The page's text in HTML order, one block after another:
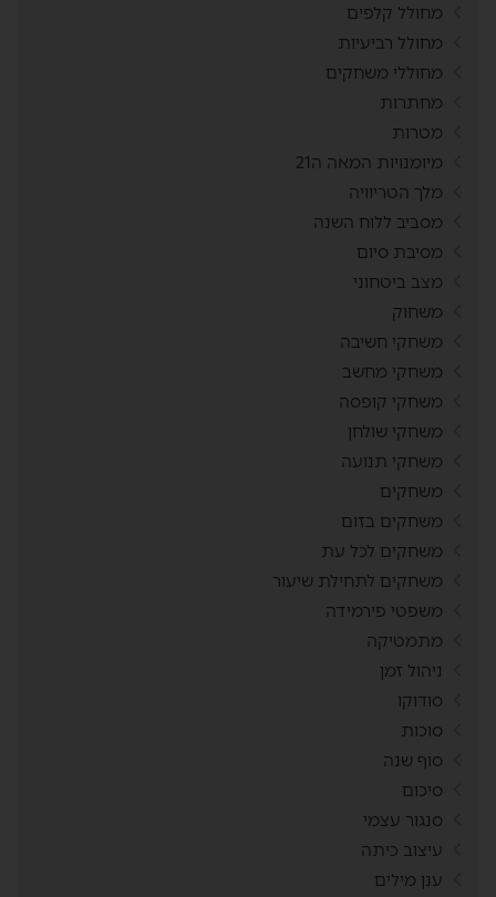
מחולל קלפים
מחולל רביעיות
מחוללי משחקים
מחתרות
מטרות
מיומנויות המאה ה21
מלך הטריוויה
מסביב ללוח השנה
מסיבת סיום
מצב ביטחוני
משחוק
משחקי חשיבה
משחקי מחשב
משחקי קופסה
משחקי שולחן
משחקי תנועה
משחקים
משחקים בזום
משחקים לכל עת
משחקים לתחילת שיעור
משפטי פירמידה
מתמטיקה
ניהול זמן
סודוקו
סוכות
סוף שנה
סיכום
סנגור עצמי
עיצוב כיתה
ענן מילים